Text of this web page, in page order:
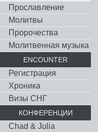
Прославление
Молитвы
Пророчества
Молитвенная музыка
ENCOUNTER
Регистрация
Хроника
Визы СНГ
КОНФЕРЕНЦИИ
Chad & Julia